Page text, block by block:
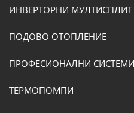
ИНВЕРТОРНИ МУЛТИСПЛИТ
ПОДОВО ОТОПЛЕНИЕ
ПРОФЕСИОНАЛНИ СИСТЕМИ
ТЕРМОПОМПИ